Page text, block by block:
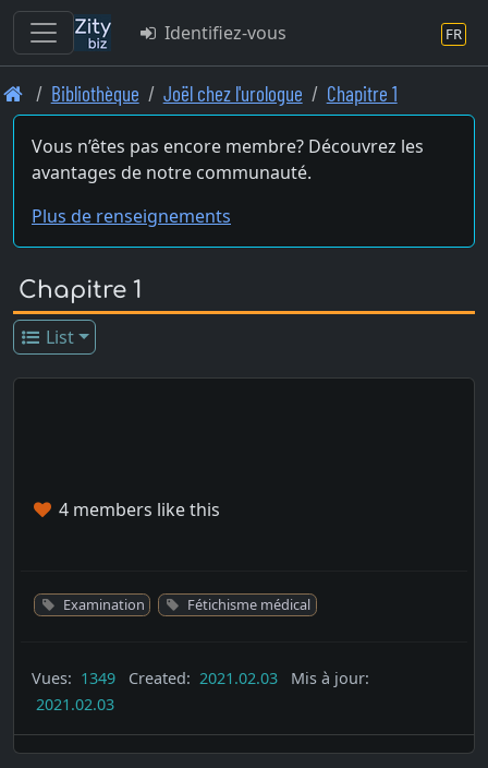
Skip
to
main
content
Identifiez-vous FR
Bibliothèque Joël chez l'urologue Chapitre 1
Vous n’êtes pas encore membre? Découvrez les
avantages de notre communauté.
Plus de renseignements
Chapitre 1
List
4 members like this
Examination Fétichisme médical
Vues: 1349 Created: 2021.02.03
Mis à jour:
2021.02.03